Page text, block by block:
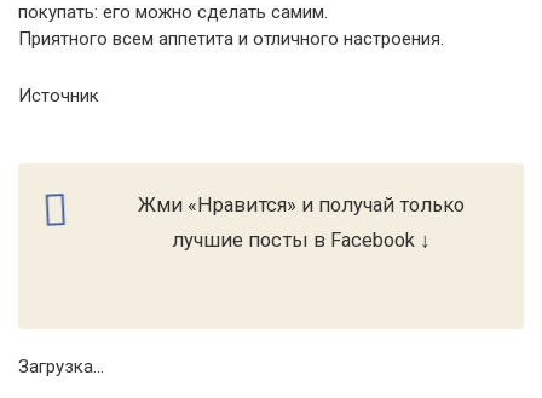
покупать: его можно сделать самим.
Приятного всем аппетита и отличного настроения.
Источник
Жми «Нравится» и получай только
лучшие посты в Facebook ↓
Загрузка...